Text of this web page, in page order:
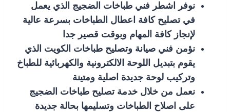
نوفر اشطر فني طباخات الضجيج الذي يعمل
في تصليح كافة اعطال الطباخات بسرعة عالية
لإنجاز كافة المهام وبوقت قصير جدا
نؤمن فني صيانة وتصليح طباخات الكويت الذي
يقوم بتبديل اللوحة الالكترونية والكهربائية للطباخ
وتركيب لوحة جديدة اصلية ومتينة
نعمل من خلال خدمة تصليح طباخات الضجيج
على اصلاح الطباخات وتسليمها بحالة جديدة